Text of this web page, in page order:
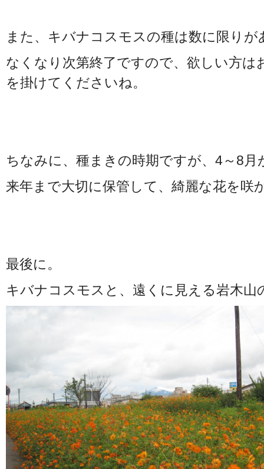
また、キバナコスモスの種は数に限りが
なくなり次第終了ですので、欲しい方は
を掛けてくださいね。
ちなみに、種まきの時期ですが、4～8月
来年まで大切に保管して、綺麗な花を咲
最後に。
キバナコスモスと、遠くに見える岩木山